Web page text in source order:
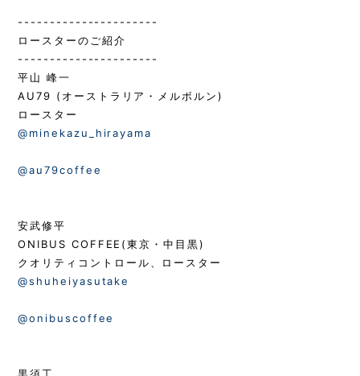
----------------------
ロースターのご紹介
----------------------
平山 峰一
AU79 (オーストラリア・メルボルン)
ロースター
@minekazu_hirayama
@au79coffee
安武修平
ONIBUS COFFEE(東京・中目黒)
クオリティコントロール、ロースター
@shuheiyasutake
@onibuscoffee